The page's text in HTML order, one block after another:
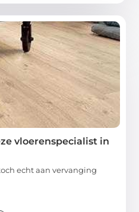
vloerenspecialist in
echt aan vervanging